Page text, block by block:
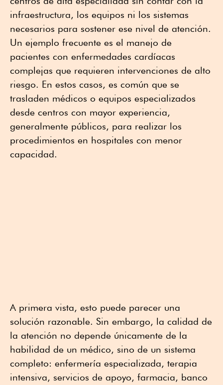
infraestructura, los equipos ni los sistemas
necesarios para sostener ese nivel de atención.
Un ejemplo frecuente es el manejo de
pacientes con enfermedades cardíacas
complejas que requieren intervenciones de alto
riesgo. En estos casos, es común que se
trasladen médicos o equipos especializados
desde centros con mayor experiencia,
generalmente públicos, para realizar los
procedimientos en hospitales con menor
capacidad.
A primera vista, esto puede parecer una
solución razonable. Sin embargo, la calidad de
la atención no depende únicamente de la
habilidad de un médico, sino de un sistema
completo: enfermería especializada, terapia
intensiva, servicios de apoyo, farmacia, banco